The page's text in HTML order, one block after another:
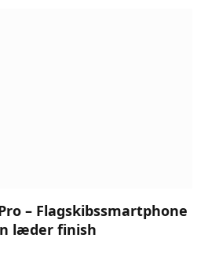
– Flagskibssmartphone
læder finish